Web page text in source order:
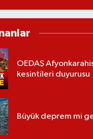
OEDAŞ
kesintileri duyurusu
Büyük deprem mi